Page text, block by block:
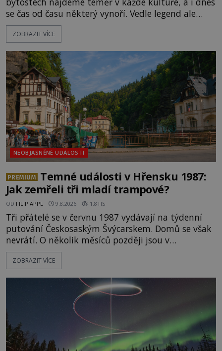
se čas od času některý vynoří. Vedle legend ale
existuje také mnoho artefaktů, staveb či dokonce
očitých svědectví, které údajně dokazují, že obři
Prozkoumejte je společně s ENIGMOU! [gallery
ZOBRAZIT VÍCE
NEOBJASNĚNÉ UDÁLOSTI
PREMIUM
Temné události v Hřensku 1987:
Jak zemřeli tři mladí trampové?
OD FILIP APPL 9.8.2026 1.8TIS
Tři přátelé se v červnu 1987 vydávají na týdenní
putování Českosaským Švýcarskem. Domů se však
nevrátí. O několik měsíců později jsou v
nepřístupných skalách u Hřenska nalezeny jejich
kostry – a s nimi stopy, které se jen obtížně slučují
přírodní živel, neznámý útočník, nebo někdo, koho
tehdejší režim nechtěl odhalit? [gallery
ids="171131,171132,1711
ZOBRAZIT VÍCE